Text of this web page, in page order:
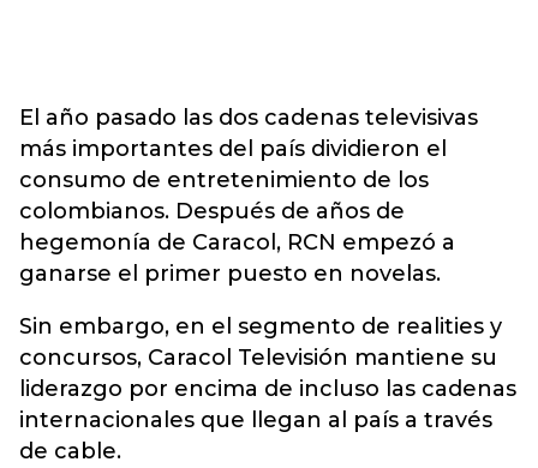
El año pasado las dos cadenas televisivas
más importantes del país dividieron el
consumo de entretenimiento de los
colombianos. Después de años de
hegemonía de Caracol, RCN empezó a
ganarse el primer puesto en novelas.
Sin embargo, en el segmento de realities y
concursos, Caracol Televisión mantiene su
liderazgo por encima de incluso las cadenas
internacionales que llegan al país a través
de cable.